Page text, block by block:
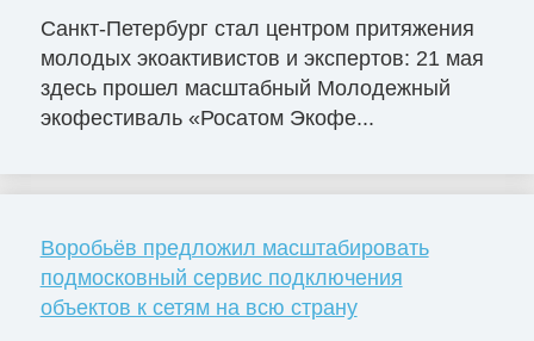
Санкт-Петербург стал центром притяжения
молодых экоактивистов и экспертов: 21 мая
здесь прошел масштабный Молодежный
экофестиваль «Росатом Экофе...
Воробьёв предложил масштабировать
подмосковный сервис подключения
объектов к сетям на всю страну